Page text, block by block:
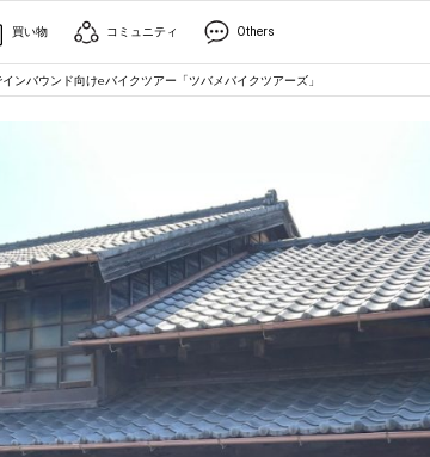
買い物 コミュニティ Others
ンバウンド向けeバイクツアー「ツバメバイクツアーズ」